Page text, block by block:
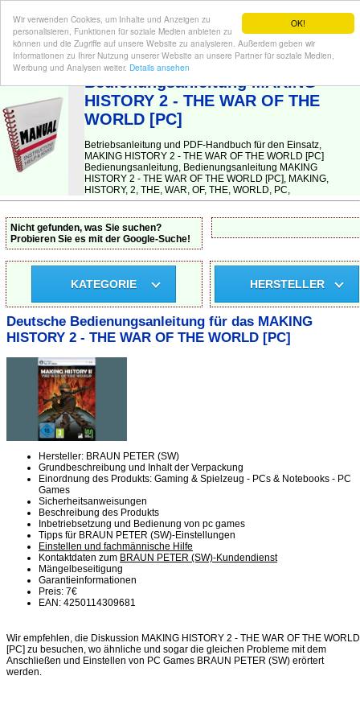
OK!
Wir verwenden Cookies, um Inhalte und Anzeigen zu
personalisieren, Funktionen für soziale Medien anbieten zu
können und die Zugriffe auf unsere Website zu analysieren. Außerdem geben wir
Informationen zu Ihrer Nutzung unserer Website an unsere Partner für soziale Medien,
Werbung und Analysen weiter. Details ansehen
BEDIENUNGSANLEITUNG| Hier finden Sie die deutsche Anleitung!
Bedienungsanleitung MAKING
HISTORY 2 - THE WAR OF THE
WORLD [PC]
Betriebsanleitung und PDF-Handbuch für den Einsatz,
MAKING HISTORY 2 - THE WAR OF THE WORLD [PC]
Bedienungsanleitung, Bedienungsanleitung MAKING
HISTORY 2 - THE WAR OF THE WORLD [PC], MAKING,
HISTORY, 2, THE, WAR, OF, THE, WORLD, PC,
Nicht gefunden, was Sie suchen?
Probieren Sie es mit der Google-Suche!
KATEGORIE HERSTELLER
Deutsche Bedienungsanleitung für das MAKING
HISTORY 2 - THE WAR OF THE WORLD [PC]
Hersteller: BRAUN PETER (SW)
Grundbeschreibung und Inhalt der Verpackung
Einordnung des Produkts: Gaming & Spielzeug - PCs & Notebooks - PC
Games
Sicherheitsanweisungen
Beschreibung des Produkts
Inbetriebsetzung und Bedienung von pc games
Tipps für BRAUN PETER (SW)-Einstellungen
Einstellen und fachmännische Hilfe
Kontaktdaten zum BRAUN PETER (SW)-Kundendienst
Mängelbeseitigung
Garantieinformationen
Preis: 7€
EAN: 4250114309681
Wir empfehlen, die Diskussion MAKING HISTORY 2 - THE WAR OF THE WORLD
[PC] zu besuchen, wo ähnliche und sogar die gleichen Probleme mit dem
Anschließen und Einstellen von PC Games BRAUN PETER (SW) erörtert
werden.